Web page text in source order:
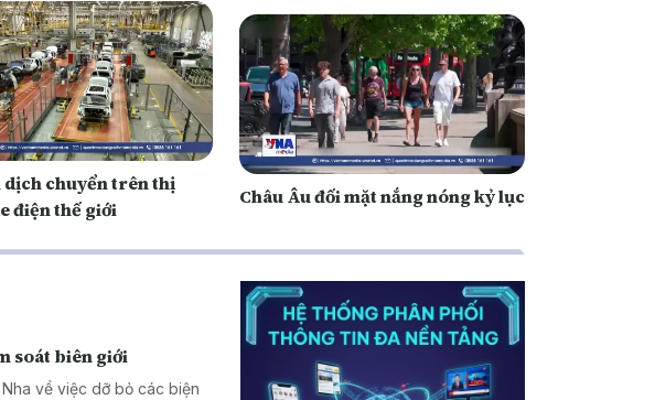
dịch chuyển trên thị
điện thế giới
Châu Âu đối mặt nắng nóng kỷ lục
soát biên giới
về việc dỡ bỏ các biện